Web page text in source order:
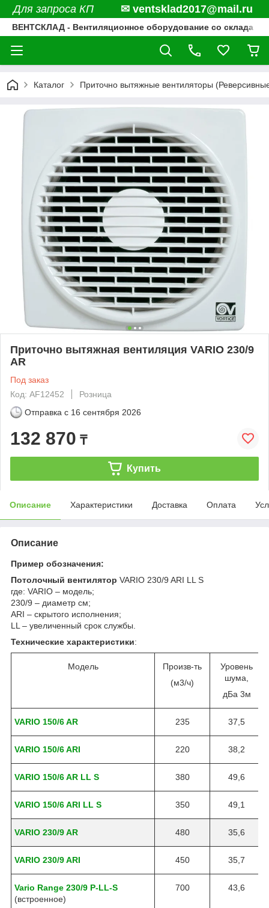
Для запроса КП ✉ ventsklad2017@mail.ru
ВЕНТСКЛАД - Вентиляционное оборудование со склада
Каталог Приточно вытяжные вентиляторы
Приточно вытяжная вентиляция VARIO 230/9
AR
Под заказ
Код: AF12452
Розница
Отправка с 16 сентября 2026
132 870 ₸
Купить
Описание Характеристики Доставка Оплата
Описание
Пример обозначения:
Потолочный вентилятор VARIO 230/9 ARI LL S
где: VARIO – модель;
230/9 – диаметр см;
ARI – скрытого исполнения;
LL – увеличенный срок службы.
Технические характеристики:
Модель
Произв-ть
(м3/ч)
Уровень
шума,
дБа 3м
VARIO 150/6 AR 235 37,5
VARIO 150/6 ARI 220 38,2
VARIO 150/6 AR LL S 380 49,6
VARIO 150/6 ARI LL S 350 49,1
VARIO 230/9 AR 480 35,6
VARIO 230/9 ARI 450 35,7
Vario Range 230/9 P-LL-S
(встроенное)
700 43,6